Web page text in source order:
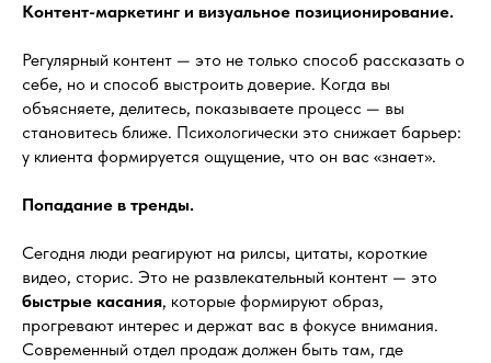
Контент-маркетинг и визуальное позиционирование.
Регулярный контент — это не только способ рассказать о
себе, но и способ выстроить доверие. Когда вы
объясняете, делитесь, показываете процесс — вы
становитесь ближе. Психологически это снижает барьер:
у клиента формируется ощущение, что он вас «знает».
Попадание в тренды.
Сегодня люди реагируют на рилсы, цитаты, короткие
видео, сторис. Это не развлекательный контент — это
быстрые касания, которые формируют образ,
прогревают интерес и держат вас в фокусе внимания.
Современный отдел продаж должен быть там, где